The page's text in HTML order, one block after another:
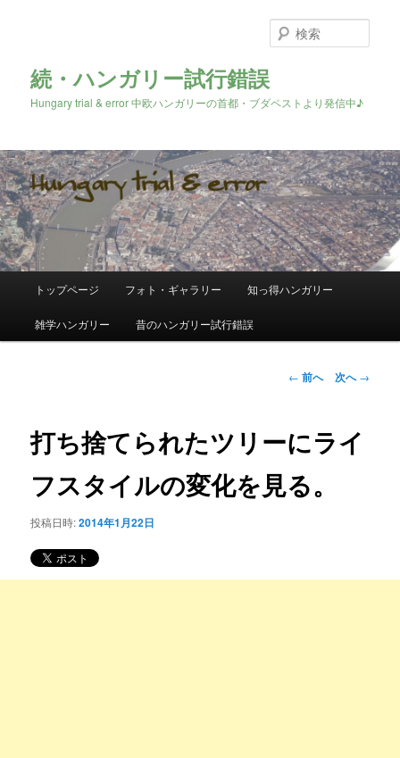
続・ハンガリー試行錯誤
Hungary trial & error 中欧ハンガリーの首都・ブダペストより発信中♪
索
メ
メ
イ
テ
ン
ツ
トップページ フォト・ギャラリー 知っ得ハンガリー
雑学ハンガリー 昔のハンガリー試行錯誤
投
ビ
ゲ
シ
← 前へ 次へ→
打ち捨てられたツリーにライ
フスタイルの変化を見る。
投稿日時:2014年1月22日